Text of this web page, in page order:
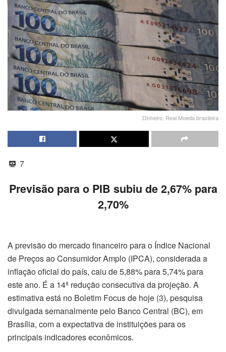
Dinheiro, Real Moeda brasileira
7
Previsão para o PIB subiu de 2,67% para
2,70%
A previsão do mercado financeiro para o Índice Nacional
de Preços ao Consumidor Amplo (IPCA), considerada a
inflação oficial do país, caiu de 5,88% para 5,74% para
este ano. É a 14ª redução consecutiva da projeção. A
estimativa está no Boletim Focus de hoje (3), pesquisa
divulgada semanalmente pelo Banco Central (BC), em
Brasília, com a expectativa de instituições para os
principais indicadores econômicos.